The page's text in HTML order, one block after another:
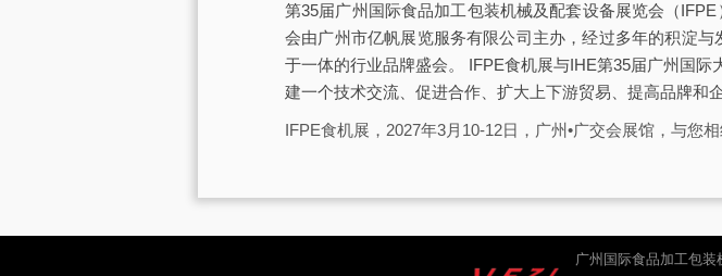
第35届广州国际食品加工包装机械及配套设备展览会（
会由广州市亿帆展览服务有限公司主办，经过多年的积淀
于一体的行业品牌盛会。 IFPE食机展与IHE第35届广州国
建一个技术交流、促进合作、扩大上下游贸易、提高品牌和
IFPE食机展，2027年3月10-12日，广州•广交会展馆，与您相
广州国际食品加工包装